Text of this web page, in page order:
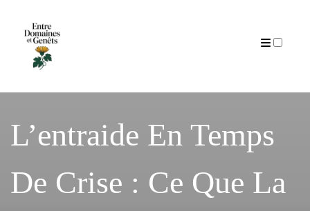
L’entraide En Temps
De Crise : Ce Que La